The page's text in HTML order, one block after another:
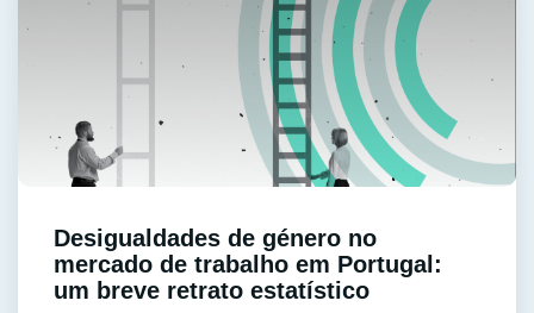
Desigualdades de género no
mercado de trabalho em Portugal:
um breve retrato estatístico